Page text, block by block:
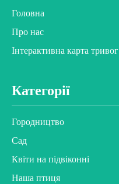
Головна
Про нас
Інтерактивна карта тривог
Категорії
Городництво
Сад
Квіти на підвіконні
Наша птиця